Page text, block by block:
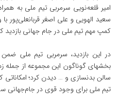
امیر قلعه‌نویی سرمربی تیم ملی به
سعید الهویی و علی اصغر قربانعلی‌پور با
کمپ‌ مهم تیم ملی در جام جهانی بازدید
در این بازدید، سرمربی تیم ملی ضمن
بخشهای گوناگون این مجموعه از جمله
سالن بدنسازی و … دیدن کرد؛ امکاناتی
تیم ملی برای وجود قوی در جام‌جهانی